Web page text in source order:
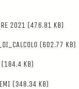
2021 (476.81 KB)
(602.77 KB)
(184.4 KB)
(348.34 KB)